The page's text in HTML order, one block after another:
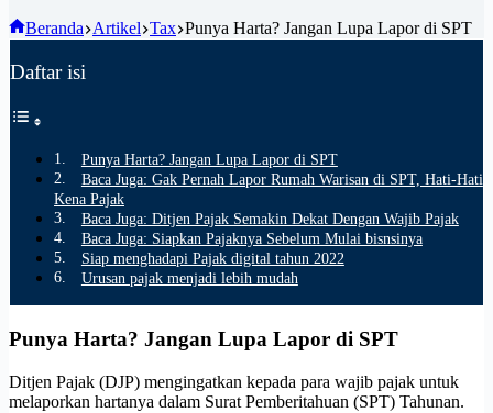
Beranda Artikel Tax Punya Harta? Jangan Lupa Lapor di SPT
Daftar isi
Punya Harta? Jangan Lupa Lapor di SPT
Baca Juga: Gak Pernah Lapor Rumah Warisan di SPT, Hati-Hati
Kena Pajak
Baca Juga: Ditjen Pajak Semakin Dekat Dengan Wajib Pajak
Baca Juga: Siapkan Pajaknya Sebelum Mulai bisnsinya
Siap menghadapi Pajak digital tahun 2022
Urusan pajak menjadi lebih mudah
Punya Harta? Jangan Lupa Lapor di SPT
Ditjen Pajak (DJP) mengingatkan kepada para wajib pajak untuk
melaporkan hartanya dalam Surat Pemberitahuan (SPT) Tahunan.